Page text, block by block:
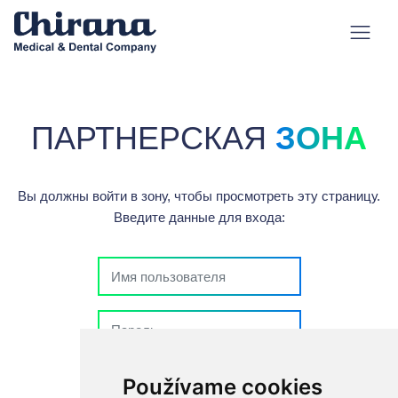
Používame cookies
ПАРТНЕРСКАЯ ЗОНА
Вы должны войти в зону, чтобы просмотреть эту страницу.
Введите данные для входа: